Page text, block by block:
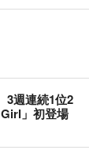
3週連続1位2
」初登場